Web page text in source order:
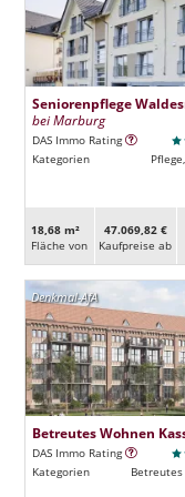
Seniorenpflege
bei Marburg
DAS Immo Rating
Kategorien
18,68 m²
Fläche von
47.069,82 €
Kaufpreise ab
Denkmal-AfA
Betreutes Wohnen
DAS Immo Rating
Kategorien
Betreutes